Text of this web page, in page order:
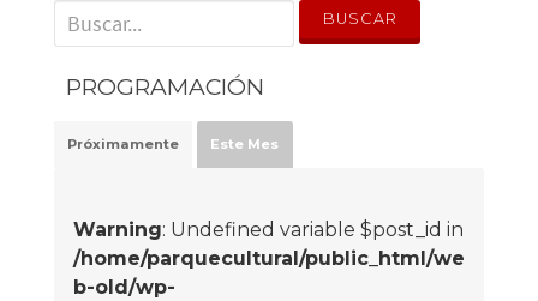
' . __('Search for:') . '
PROGRAMACIÓN
Próximamente Este Mes
Warning: Undefined variable $post_id in
/home/parquecultural/public_html/we
b-old/wp-